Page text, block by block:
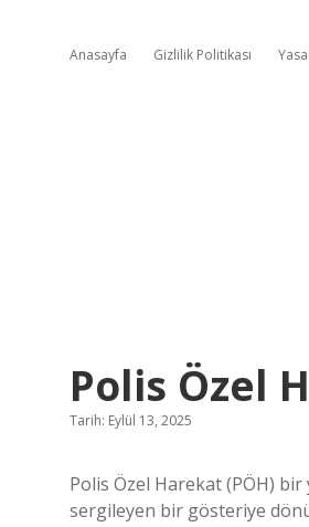
Anasayfa Gizlilik Politikası
Polis Özel
Tarih: Eylül 13, 2025
Polis Özel Harekat (PÖH)
sergileyen bir gösteriye